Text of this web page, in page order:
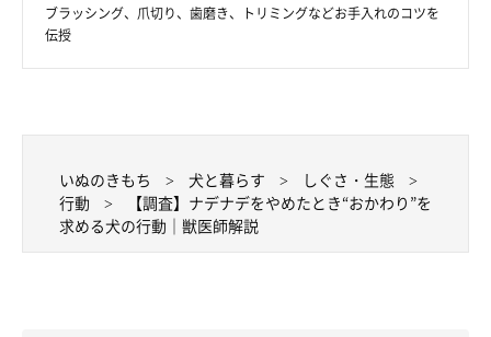
【獣医師解説】ナデナデの“おかわり”を求め
ブラッシング、爪切り、歯磨き、トリミングなどお手入れのコツを
伝授
いぬのきもち 犬と暮らす
しぐさ・生態
行動
【調査】ナデナデをやめたとき“おかわり”を
求める犬の行動｜獣医師解説